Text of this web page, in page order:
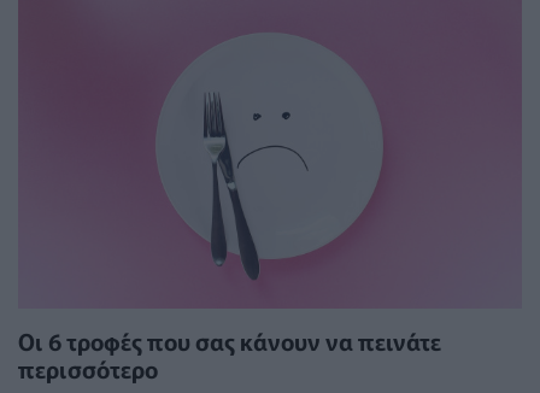
Οι 6 τροφές που σας κάνουν να πεινάτε
περισσότερο